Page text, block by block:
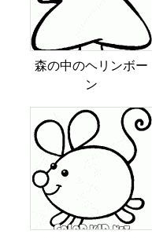
森の中のヘリンボー
ン